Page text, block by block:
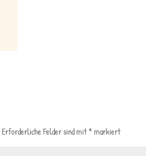
Erforderliche Felder sind mit* markiert